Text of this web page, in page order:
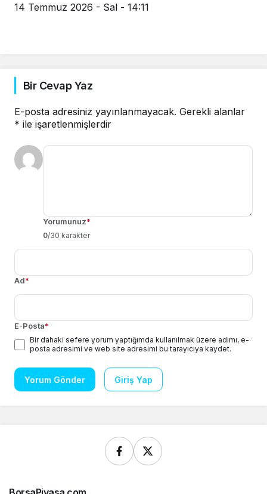
14 Temmuz 2026 - Sal - 14:11
Bir Cevap Yaz
E-posta adresiniz yayınlanmayacak. Gerekli alanlar
* ile işaretlenmişlerdir
Yorumunuz*
0/30 karakter
Ad*
E-Posta*
Bir dahaki sefere yorum yaptığımda kullanılmak üzere adımı, e-
posta adresimi ve web site adresimi bu tarayıcıya kaydet.
Yorum Gönder Giriş Yap